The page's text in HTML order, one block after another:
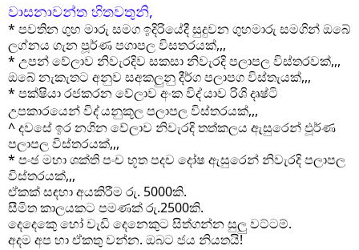
වාසනාවන්ත හිතවතුනි,
* පවතින ගුහ මාරු සමග ඉදිරියේදී සුදුවන ගුහමාරු සමගින් ඔබේ
ලග්නය ගැන පූර්ණ පගාපල විසතරයක්,,,
* උපන් වේලාව නිවැරදිව සකසා නිවැරදි පලාපල විස්තරවක්,,,
ඔබේ නැකැතට අනුව සඅකලුනු දීර්ග පලාපග විස්තැයක්,,,
* පක්ෂියා රජකරන වේලාව අංක විද්යාව රිශි දෘෂ්ටි
උපකාරයෙන් විද්යනුකූල පලාපල විස්තරයක්,,,
^දවසේ ඉර නගින වේලාව නිවැරදි තත්කලය ඇසුරෙන් ඵූර්ණ
පලාපල විස්තරයක්,,,
* පංඡ මහා ශක්ති පංච භූත පදච දෝෂ ඇසුරෙන් නිවැරදි පලාපල
විස්තරයක්,,,
ඒකක් සඳහා අයකිරීම රු. 5000කි.
සීමිත කාලයකට පමණක් රු.2500කි.
දෙදෙකෙු හෝ වැඩි දෙනෙකුට සිත්ගන්න සුලු වට්ටම්.
අදම අප හා ඒකතු වන්න. ඔබට ජය නියතයි!